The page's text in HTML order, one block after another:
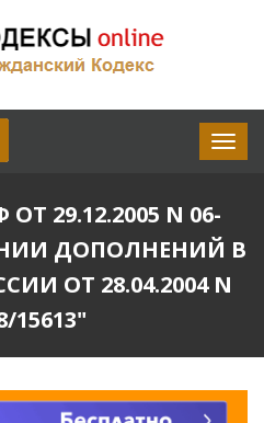
29.12.2005 N 06-
ДОПОЛНЕНИЙ В
ОТ 28.04.2004 N
15613"